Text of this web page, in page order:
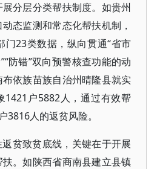
分层分类帮扶制度。如贵州
态监测和常态化帮扶机制，
门23类数据，纵向贯通“省市
防错”双向预警核查功能的动
依族苗族自治州晴隆县就实
1421户5882人，通过有效帮
3816人的返贫风险。
贫致贫底线，关键在于开展
。如陕西省商南县建立县镇